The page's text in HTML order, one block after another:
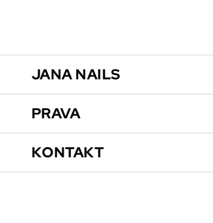
JANA NAILS
PRAVA
KONTAKT